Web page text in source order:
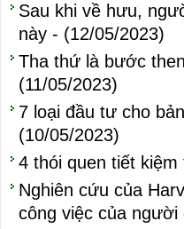
Sau khi về hưu,
này - (12/05/2023)
Tha thứ là bước
(11/05/2023)
7 loại đầu tư cho
(10/05/2023)
4 thói quen tiết
Nghiên cứu của
công việc của người